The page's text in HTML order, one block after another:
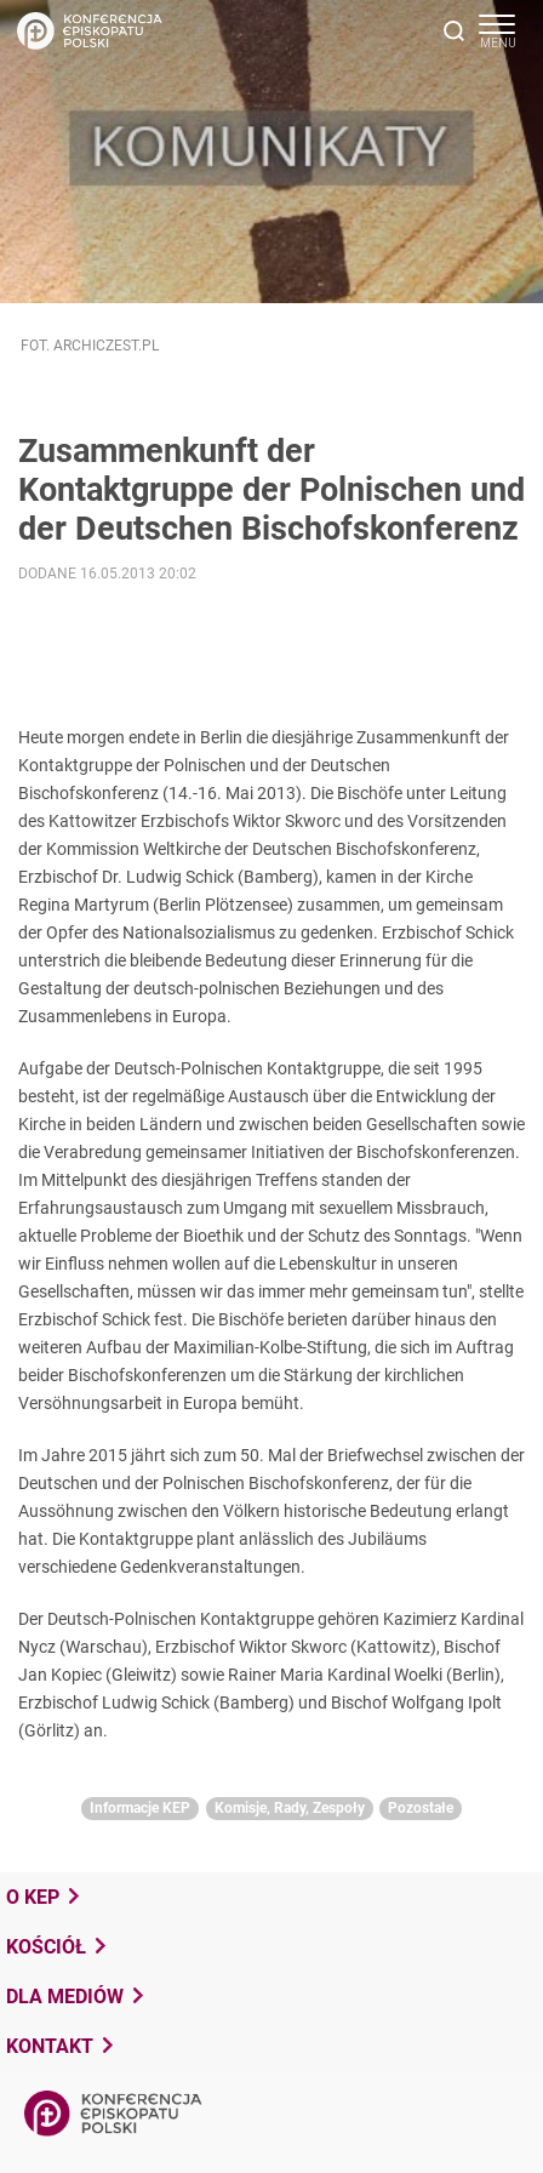
FOT. ARCHICZEST.PL
Zusammenkunft der
Kontaktgruppe der Polnischen und
der Deutschen Bischofskonferenz
DODANE 16.05.2013 20:02
Heute morgen endete in Berlin die diesjährige Zusammenkunft der
Kontaktgruppe der Polnischen und der Deutschen
Bischofskonferenz (14.-16. Mai 2013). Die Bischöfe unter Leitung
des Kattowitzer Erzbischofs Wiktor Skworc und des Vorsitzenden
der Kommission Weltkirche der Deutschen Bischofskonferenz,
Erzbischof Dr. Ludwig Schick (Bamberg), kamen in der Kirche
Regina Martyrum (Berlin Plötzensee) zusammen, um gemeinsam
der Opfer des Nationalsozialismus zu gedenken. Erzbischof Schick
unterstrich die bleibende Bedeutung dieser Erinnerung für die
Gestaltung der deutsch-polnischen Beziehungen und des
Zusammenlebens in Europa.
Aufgabe der Deutsch-Polnischen Kontaktgruppe, die seit 1995
besteht, ist der regelmäßige Austausch über die Entwicklung der
Kirche in beiden Ländern und zwischen beiden Gesellschaften sowie
die Verabredung gemeinsamer Initiativen der Bischofskonferenzen.
Im Mittelpunkt des diesjährigen Treffens standen der
Erfahrungsaustausch zum Umgang mit sexuellem Missbrauch,
aktuelle Probleme der Bioethik und der Schutz des Sonntags. "Wenn
wir Einfluss nehmen wollen auf die Lebenskultur in unseren
Gesellschaften, müssen wir das immer mehr gemeinsam tun", stellte
Erzbischof Schick fest. Die Bischöfe berieten darüber hinaus den
weiteren Aufbau der Maximilian-Kolbe-Stiftung, die sich im Auftrag
beider Bischofskonferenzen um die Stärkung der kirchlichen
Versöhnungsarbeit in Europa bemüht.
Im Jahre 2015 jährt sich zum 50. Mal der Briefwechsel zwischen der
Deutschen und der Polnischen Bischofskonferenz, der für die
Aussöhnung zwischen den Völkern historische Bedeutung erlangt
hat. Die Kontaktgruppe plant anlässlich des Jubiläums
verschiedene Gedenkveranstaltungen.
Der Deutsch-Polnischen Kontaktgruppe gehören Kazimierz Kardinal
Nycz (Warschau), Erzbischof Wiktor Skworc (Kattowitz), Bischof
Jan Kopiec (Gleiwitz) sowie Rainer Maria Kardinal Woelki (Berlin),
Erzbischof Ludwig Schick (Bamberg) und Bischof Wolfgang Ipolt
(Görlitz) an.
Informacje KEP Komisje, Rady, Zespoły Pozostałe
O KEP
KOŚCIÓŁ
DLA MEDIÓW
KONTAKT